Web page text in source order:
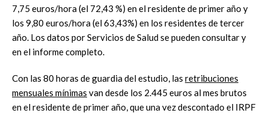
7,75 euros/hora (el 72,43 %) en el residente de primer año y
los 9,80 euros/hora (el 63,43%) en los residentes de tercer
año. Los datos por Servicios de Salud se pueden consultar y
en el informe completo.
Con las 80 horas de guardia del estudio, las retribuciones
mensuales mínimas van desde los 2.445 euros al mes brutos
en el residente de primer año, que una vez descontado el IRPF